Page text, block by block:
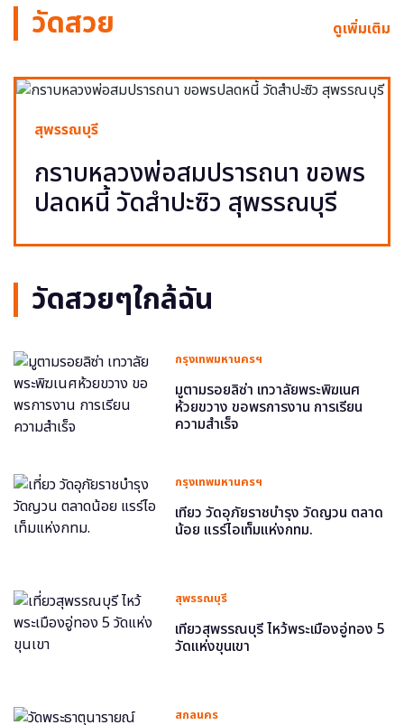
วัดสวย ดูเพิ่มเติม
สุพรรณบุรี
กราบหลวงพ่อสมปรารถนา ขอพร
ปลดหนี้ วัดสำปะซิว สุพรรณบุรี
วัดสวยๆใกล้ฉัน
กรุงเทพมหานครฯ
มูตามรอยลิซ่า เทวาลัยพระพิฆเนศ
ห้วยขวาง ขอพรการงาน การเรียน
ความสำเร็จ
กรุงเทพมหานครฯ
เที่ยว วัดอุภัยราชบำรุง วัดญวน ตลาด
น้อย แรร์ไอเท็มแห่งกทม.
สุพรรณบุรี
เที่ยวสุพรรณบุรี ไหว้พระเมืองอู่ทอง 5
วัดแห่งขุนเขา
สกลนคร